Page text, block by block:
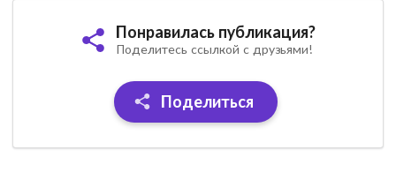
Понравилась публикация?
Поделитесь ссылкой с друзьями!
Поделиться